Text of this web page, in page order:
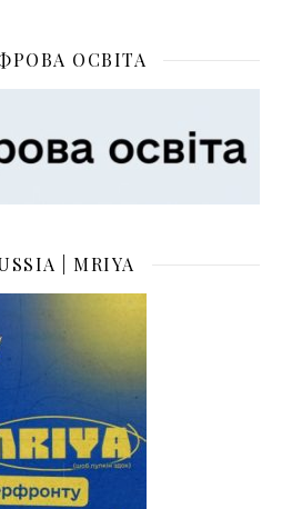
ОСВІТА
| MRIYA